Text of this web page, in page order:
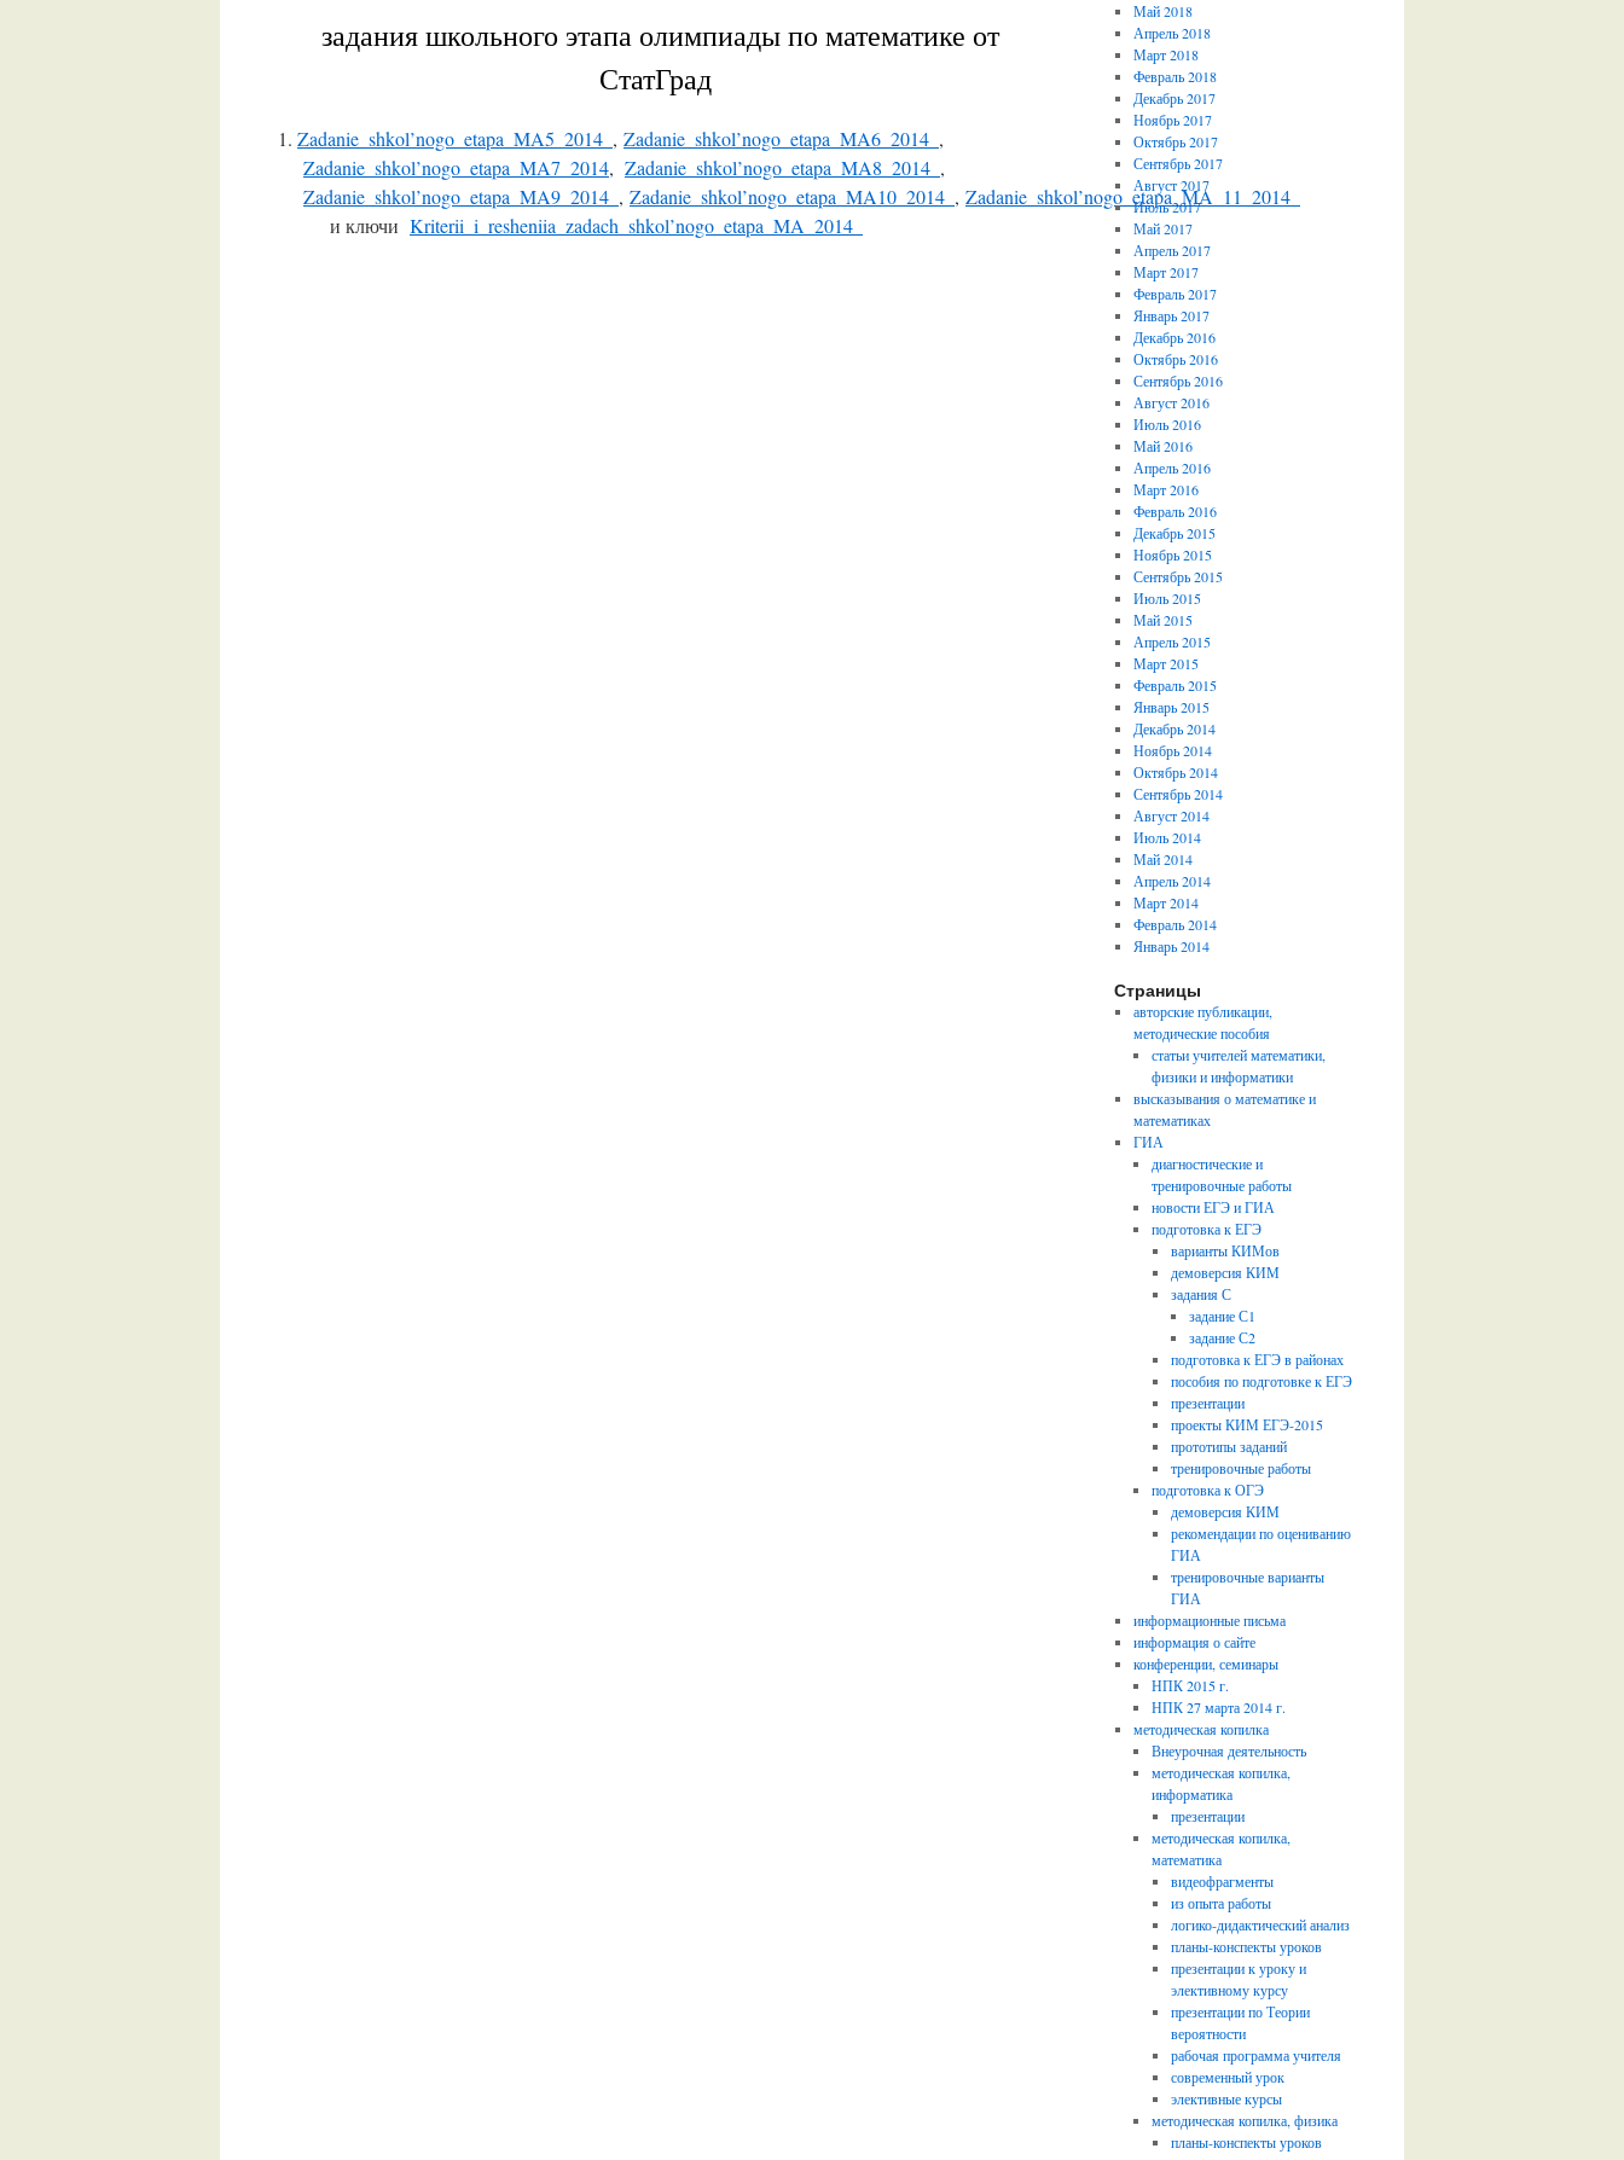
задания школьного этапа олимпиады по математике от
СтатГрад
Zadanie_shkol’nogo_etapa_MA5_2014_ , Zadanie_shkol’nogo_etapa_MA6_2014_ ,
Zadanie_shkol’nogo_etapa_MA7_2014, Zadanie_shkol’nogo_etapa_MA8_2014_ ,
Zadanie_shkol’nogo_etapa_MA9_2014_ , Zadanie_shkol’nogo_etapa_MA10_2014_ , Zadanie_shkol’nogo_etapa_MA_11_2014_
и ключи Kriterii_i_resheniia_zadach_shkol’nogo_etapa_MA_2014_
Май 2018
Апрель 2018
Март 2018
Февраль 2018
Декабрь 2017
Ноябрь 2017
Октябрь 2017
Сентябрь 2017
Август 2017
Июль 2017
Май 2017
Апрель 2017
Март 2017
Февраль 2017
Январь 2017
Декабрь 2016
Октябрь 2016
Сентябрь 2016
Август 2016
Июль 2016
Май 2016
Апрель 2016
Март 2016
Февраль 2016
Декабрь 2015
Ноябрь 2015
Сентябрь 2015
Июль 2015
Май 2015
Апрель 2015
Март 2015
Февраль 2015
Январь 2015
Декабрь 2014
Ноябрь 2014
Октябрь 2014
Сентябрь 2014
Август 2014
Июль 2014
Май 2014
Апрель 2014
Март 2014
Февраль 2014
Январь 2014
Страницы
авторские публикации,
методические пособия
статьи учителей математики,
физики и информатики
высказывания о математике и
математиках
ГИА
диагностические и
тренировочные работы
новости ЕГЭ и ГИА
подготовка к ЕГЭ
варианты КИМов
демоверсия КИМ
задания С
задание С1
задание С2
подготовка к ЕГЭ в районах
пособия по подготовке к ЕГЭ
презентации
проекты КИМ ЕГЭ-2015
прототипы заданий
тренировочные работы
подготовка к ОГЭ
демоверсия КИМ
рекомендации по оцениванию
ГИА
тренировочные варианты
ГИА
информационные письма
информация о сайте
конференции, семинары
НПК 2015 г.
НПК 27 марта 2014 г.
методическая копилка
Внеурочная деятельность
методическая копилка,
информатика
презентации
методическая копилка,
математика
видеофрагменты
из опыта работы
логико-дидактический анализ
планы-конспекты уроков
презентации к уроку и
элективному курсу
презентации по Теории
вероятности
рабочая программа учителя
современный урок
элективные курсы
методическая копилка, физика
планы-конспекты уроков